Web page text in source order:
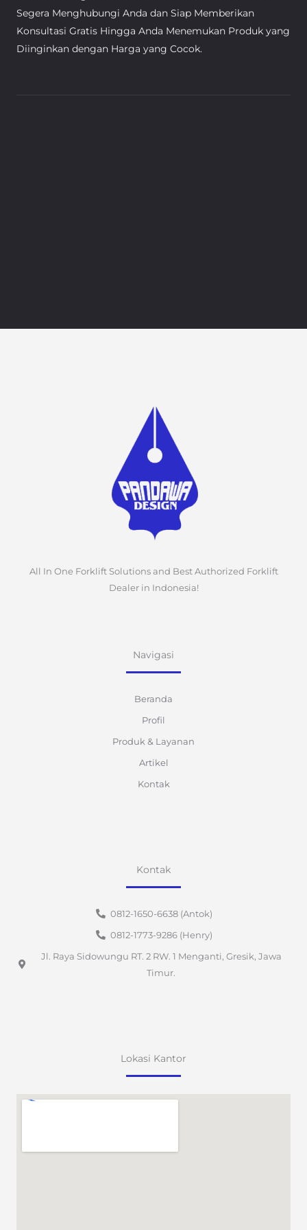
Segera Menghubungi Anda dan Siap Memberikan
Konsultasi Gratis Hingga Anda Menemukan Produk yang
Diinginkan dengan Harga yang Cocok.
All In One Forklift Solutions and Best Authorized Forklift
Dealer in Indonesia!
Navigasi
Beranda
Profil
Produk & Layanan
Artikel
Kontak
Kontak
0812-1650-6638 (Antok)
0812-1773-9286 (Henry)
Jl. Raya Sidowungu RT. 2 RW. 1 Menganti, Gresik, Jawa
Timur.
Lokasi Kantor